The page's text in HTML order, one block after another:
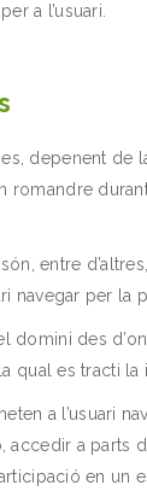
a l’usuari.
depenent de
romandre
entre
navegar per la
domini des
qual es tracti
a l’usuari
accedir a parts
en un